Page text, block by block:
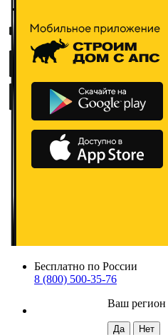
Бесплатно по России
8 (800) 500-35-76
Ваш регион